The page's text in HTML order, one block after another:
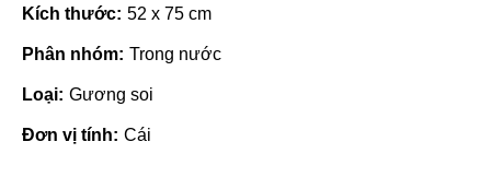
Kích thước: 52 x 75 cm
Phân nhóm: Trong nước
Loại: Gương soi
Đơn vị tính: Cái